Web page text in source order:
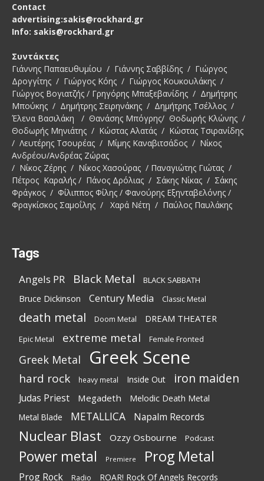
Contact
advertising:sakis@rockhard.gr
Info: sakis@rockhard.gr
Συντάκτες
Γιάννης Παπαευθυμίου / Γιάννης Σαββίδης / Γιώργος
Δρογγίτης / Γιώργος Κόης / Γιώργος Κουκουλάκης /
Γιώργος Βογιατζής / Γρηγόρης Μπαξεβανίδης / Δημήτρης
Μπούκης / Δημήτρης Σειρηνάκης / Δημήτρης Τσέλλος /
Έλενα Βασιλάκη / Θανάσης Μπόγρης/ Θοδωρής Κλώνης /
Θοδωρής Μηνιάτης / Κώστας Αλατάς / Κώστας Τσιρανίδης
/ Λευτέρης Τσουρέας / Μίμης Καναβιτσάδος / Νίκος
Ανδρέου/Ανδρέας Ζώρας
/ Νίκος Ζέρης / Νίκος Χασούρας / Παναγιώτης Γιώτας /
Πέτρος Καραλής / Πάνος Δρόλιας / Σάκης Νίκας / Σάκης
Φράγκος / Φίλιππος Φίλης / Φανούρης Εξηνταβελόνης /
Φραγκίσκος Σαμοΐλης / Χαρά Νέτη / Παύλος Παυλάκης
Tags
Angels PR Black Metal BLACK SABBATH
Bruce Dickinson Century Media Classic Metal
death metal Doom Metal DREAM THEATER
Epic Metal extreme metal Female Fronted
Greek Metal Greek Scene
hard rock heavy metal Inside Out iron maiden
Judas Priest Megadeth Melodic Death Metal
Metal Blade METALLICA Napalm Records
Nuclear Blast Ozzy Osbourne Podcast
Power metal Premiere Prog Metal
Prog Rock Radio ROAR! Rock Of Angels Records